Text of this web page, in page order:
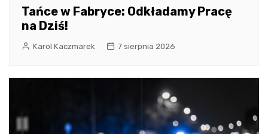
Tańce w Fabryce: Odkładamy Pracę
na Dziś!
Karol Kaczmarek 7 sierpnia 2026